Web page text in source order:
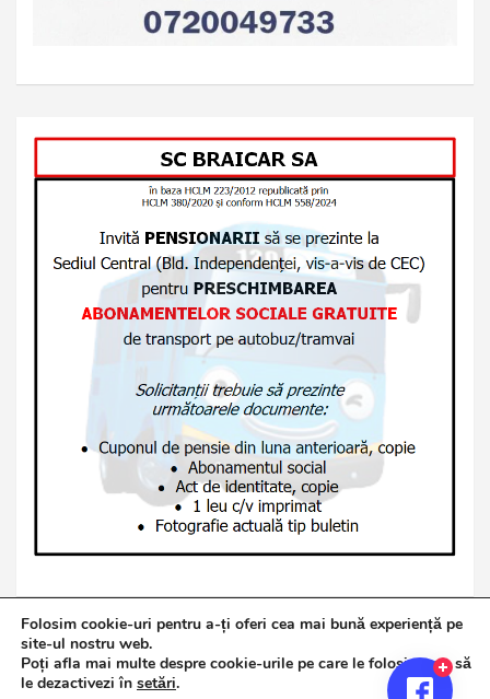
Copyright © 2026Jurnalul de Brăila
Folosim cookie-uri pentru a-ți oferi cea mai bună experiență pe
site-ul nostru web.
Poți afla mai multe despre cookie-urile pe care le folosim sau să
le dezactivezi în setări.